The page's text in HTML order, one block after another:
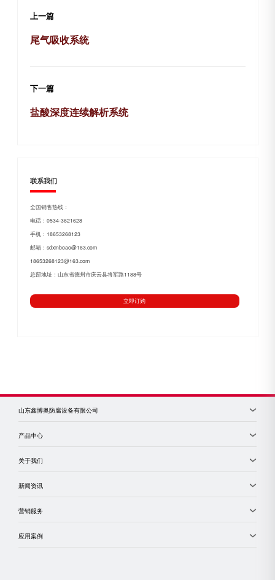
上一篇
尾气吸收系统
下一篇
盐酸深度连续解析系统
联系我们
全国销售热线：
电话：0534-3621628
手机：18653268123
邮箱：sdxinboao@163.com
18653268123@163.com
总部地址：山东省德州市庆云县将军路1188号
立即订购
山东鑫博奥防腐设备有限公司
产品中心
关于我们
新闻资讯
营销服务
应用案例